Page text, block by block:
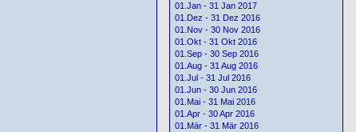
01.Jan - 31 Jan 2017
01.Dez - 31 Dez 2016
01.Nov - 30 Nov 2016
01.Okt - 31 Okt 2016
01.Sep - 30 Sep 2016
01.Aug - 31 Aug 2016
01.Jul - 31 Jul 2016
01.Jun - 30 Jun 2016
01.Mai - 31 Mai 2016
01.Apr - 30 Apr 2016
01.Mär - 31 Mär 2016